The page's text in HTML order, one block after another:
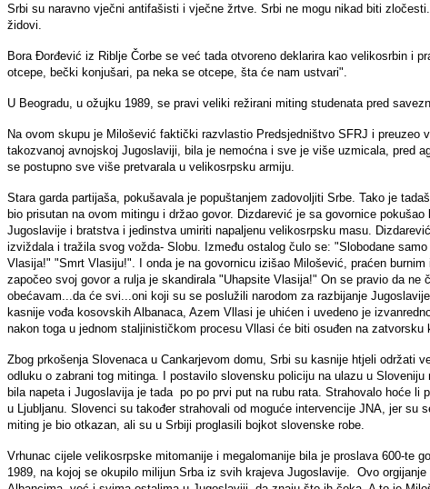
Srbi su naravno vječni antifašisti i vječne žrtve. Srbi ne mogu nikad biti
židovi.
Bora Đorđević iz Riblje Čorbe se već tada otvoreno deklarira kao velikosrbin i
otcepe, bečki konjušari, pa neka se otcepe, šta će nam ustvari".
U Beogradu, u ožujku 1989, se pravi veliki režirani miting studenata pred
Na ovom skupu je Milošević faktički razvlastio Predsjedništvo SFRJ i preuzeo
takozvanoj avnojskoj Jugoslaviji, bila je nemoćna i sve je više uzmicala, pred
se postupno sve više pretvarala u velikosrpsku armiju.
Stara garda partijaša, pokušavala je popuštanjem zadovoljiti Srbe. Tako je
bio prisutan na ovom mitingu i držao govor. Dizdarević je sa govornice
Jugoslavije i bratstva i jedinstva umiriti napaljenu velikosrpsku masu.
izviždala i tražila svog vožda- Slobu. Između ostalog čulo se: "Slobodane
Vlasija!" "Smrt Vlasiju!". I onda je na govornicu izišao Milošević, praćen
započeo svoj govor a rulja je skandirala "Uhapsite Vlasija!" On se pravio da
obećavam...da će svi...oni koji su se poslužili narodom za razbijanje
kasnije vođa kosovskih Albanaca, Azem Vllasi je uhićen i uvedeno je
nakon toga u jednom staljinističkom procesu Vllasi će biti osuđen na zatvorsku
Zbog prkošenja Slovenaca u Cankarjevom domu, Srbi su kasnije htjeli održati
odluku o zabrani tog mitinga. I postavilo slovensku policiju na ulazu u
bila napeta i Jugoslavija je tada po po prvi put na rubu rata. Strahovalo hoće li
u Ljubljanu. Slovenci su također strahovali od moguće intervencije JNA, jer su
miting je bio otkazan, ali su u Srbiji proglasili bojkot slovenske robe.
Vrhunac cijele velikosrpske mitomanije i megalomanije bila je proslava 600-te
1989, na kojoj se okupilo milijun Srba iz svih krajeva Jugoslavije. Ovo